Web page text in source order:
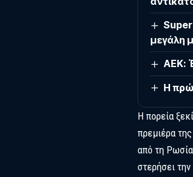
μεγάλη
ΑΕΚ:
Η
Η πορεία
πρεμιέρα
από τη
στερήσει